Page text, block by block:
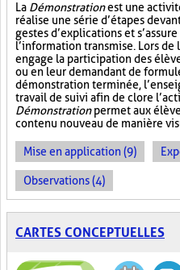
La Démonstrationest une
réalise une série d’étapes
gestes d’explications et
l’information transmise. Lors
engage la participation des
ou en leur demandant de
démonstration terminée,
travail de suivi afin de clore
Démonstrationpermet aux
contenu nouveau de manière
Mise en application (9)
Observations (4)
CARTES CONCEPTUELLES